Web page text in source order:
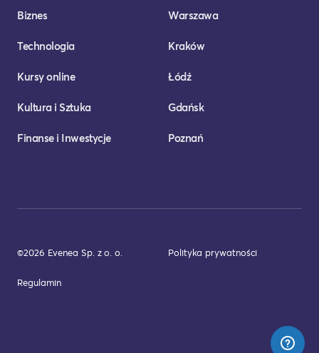
Biznes
Technologia
Kursy online
Kultura i Sztuka
Finanse i Inwestycje
Warszawa
Kraków
Łódź
Gdańsk
Poznań
©2026 Evenea Sp. z o. o. Polityka prywatności
Regulamin